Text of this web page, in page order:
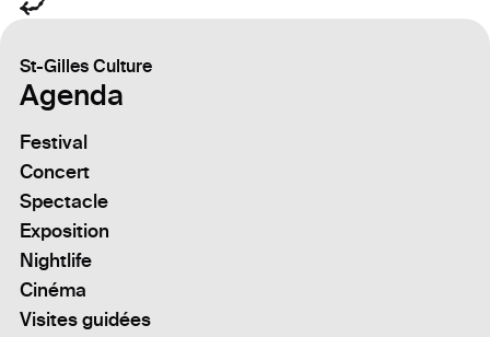
St-Gilles Culture
Agenda
Festival
Concert
Spectacle
Exposition
Nightlife
Cinéma
Visites guidées